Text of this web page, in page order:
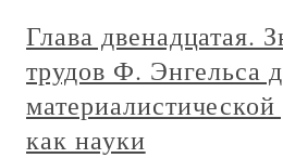
Глава двенадцатая.
трудов Ф. Энгельса
как науки